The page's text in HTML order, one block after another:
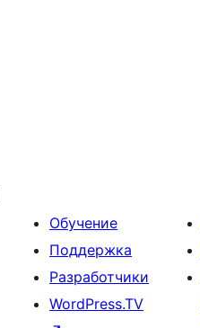
Обучение
Поддержка
Разработчики
WordPress.TV